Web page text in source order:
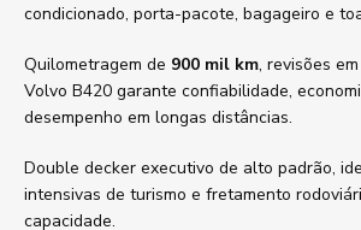
condicionado, porta-pacote, bagageiro e
Quilometragem de 900 mil km, revisões
Volvo B420 garante confiabilidade,
desempenho em longas distâncias.
Double decker executivo de alto padrão,
intensivas de turismo e fretamento
capacidade.